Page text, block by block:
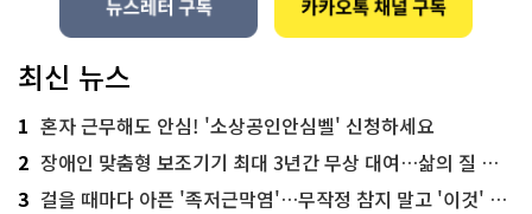
최신 뉴스
1 혼자 근무해도 안심! '소상공인안심벨' 신청하세요
2 장애인 맞춤형 보조기기 최대 3년간 무상 대여…삶의 질 높인다
3 걸을 때마다 아픈 '족저근막염'…무작정 참지 말고 '이것' 해보세요!